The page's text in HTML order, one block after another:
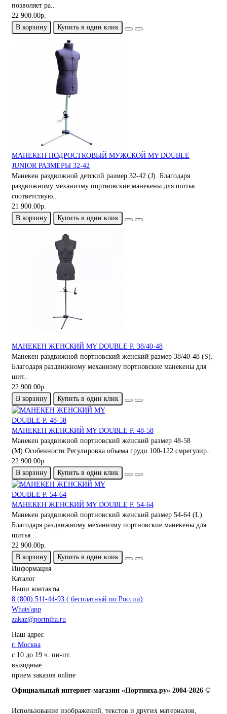
позволяет ра..
22 900.00р.
В корзину
Купить в один клик
МАНЕКЕН ПОДРОСТКОВЫЙ МУЖСКОЙ MY DOUBLE
JUNIOR РАЗМЕРЫ 32-42
Манекен раздвижной детский размер 32-42 (J). Благодаря
раздвижному механизму портновские манекены для шитья
соответствую..
21 900.00р.
В корзину
Купить в один клик
МАНЕКЕН ЖЕНСКИЙ MY DOUBLE Р. 38/40-48
Манекен раздвижной портновский женский размер 38/40-48 (S).
Благодаря раздвижному механизму портновские манекены для
шит..
22 900.00р.
В корзину
Купить в один клик
МАНЕКЕН ЖЕНСКИЙ MY DOUBLE Р. 48-58
Манекен раздвижной портновский женский размер 48-58
(M).Особенности:Регулировка объема груди 100-122 смрегулир..
22 900.00р.
В корзину
Купить в один клик
МАНЕКЕН ЖЕНСКИЙ MY DOUBLE Р. 54-64
Манекен раздвижной портновский женский размер 54-64 (L).
Благодаря раздвижному механизму портновские манекены для
шитья ..
22 900.00р.
В корзину
Купить в один клик
Информация
Каталог
Наши контакты
8 (800) 511-44-93 ( бесплатный по России)
Whats'app
zakaz@portniha.ru
Наш адрес
г. Москва
с 10 до 19 ч. пн-пт.
выходные:
прием заказов online
Официальный интернет-магазин «Портниха.ру» 2004-2026 ©
Использование изображений, текстов и других материалов,